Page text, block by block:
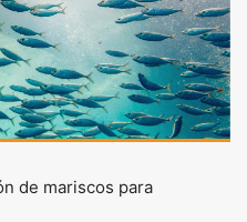
de mariscos para